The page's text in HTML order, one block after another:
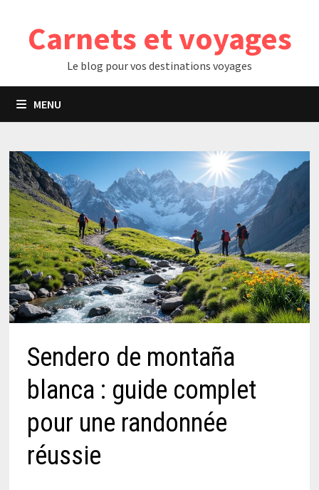
contenuCarnets et voyages
Le blog pour vos destinations voyages
MENU
Sendero de montaña
blanca : guide complet
pour une randonnée
réussie